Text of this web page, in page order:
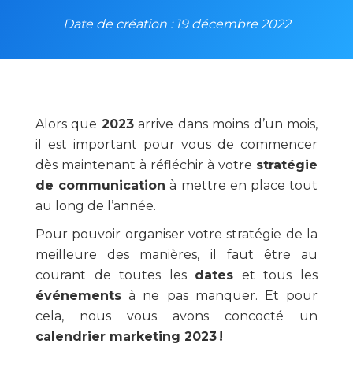
Date de création : 19 décembre 2022
Alors que 2023arrive dans moins d’un mois,
il est important pour vous de commencer
dès maintenant à réfléchir à votre stratégie
de communication à mettre en place tout
au long de l’année.
Pour pouvoir organiser votre stratégie de la
meilleure des manières, il faut être au
courant de toutes les dates et tous les
événements à ne pas manquer. Et pour
cela, nous vous avons concocté un
calendrier marketing 2023 !